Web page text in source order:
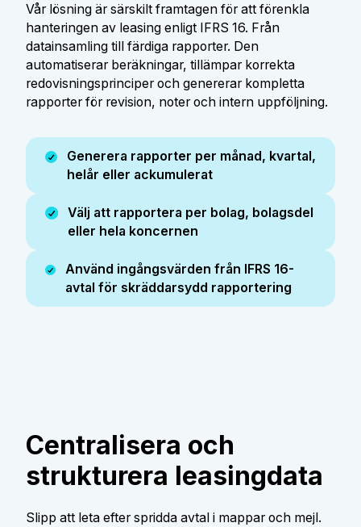
Vår lösning är särskilt framtagen för att förenkla
hanteringen av leasing enligt IFRS 16. Från
datainsamling till färdiga rapporter. Den
automatiserar beräkningar, tillämpar korrekta
redovisningsprinciper och genererar kompletta
rapporter för revision, noter och intern uppföljning.
Generera rapporter per månad, kvartal,
helår eller ackumulerat
Välj att rapportera per bolag, bolagsdel
eller hela koncernen
Använd ingångsvärden från IFRS 16-
avtal för skräddarsydd rapportering
Centralisera och
strukturera leasingdata
Slipp att leta efter spridda avtal i mappar och mejl.